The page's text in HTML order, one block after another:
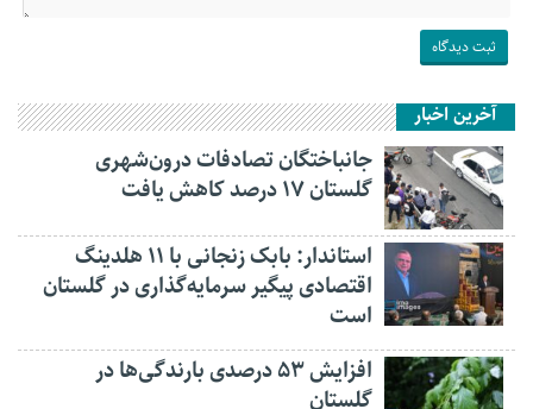
آخرین اخبار
جانباختگان تصادفات درون‌شهری
گلستان ۱۷ درصد کاهش یافت
استاندار: بابک زنجانی با ۱۱ هلدینگ
اقتصادی پیگیر سرمایه‌گذاری در گلستان
است
افزایش ۵۳ درصدی بارندگی‌ها در
گلستان